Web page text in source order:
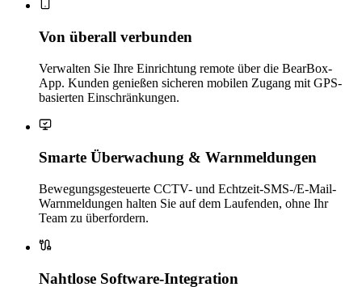
Von überall verbunden
Verwalten Sie Ihre Einrichtung remote über die BearBox-
App. Kunden genießen sicheren mobilen Zugang mit GPS-
basierten Einschränkungen.
Smarte Überwachung & Warnmeldungen
Bewegungsgesteuerte CCTV- und Echtzeit-SMS-/E-Mail-
Warnmeldungen halten Sie auf dem Laufenden, ohne Ihr
Team zu überfordern.
Nahtlose Software-Integration